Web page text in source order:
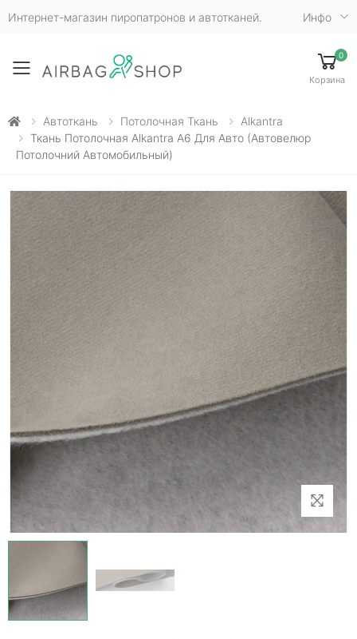
Интернет-магазин пиропатронов и автотканей. Инфо
Toggle mobile menu
0
Корзина
Автоткань Потолочная Ткань
Alkantra
Ткань Потолочная Alkantra A6 Для Авто (автовелюр
Потолочний Автомобильный)